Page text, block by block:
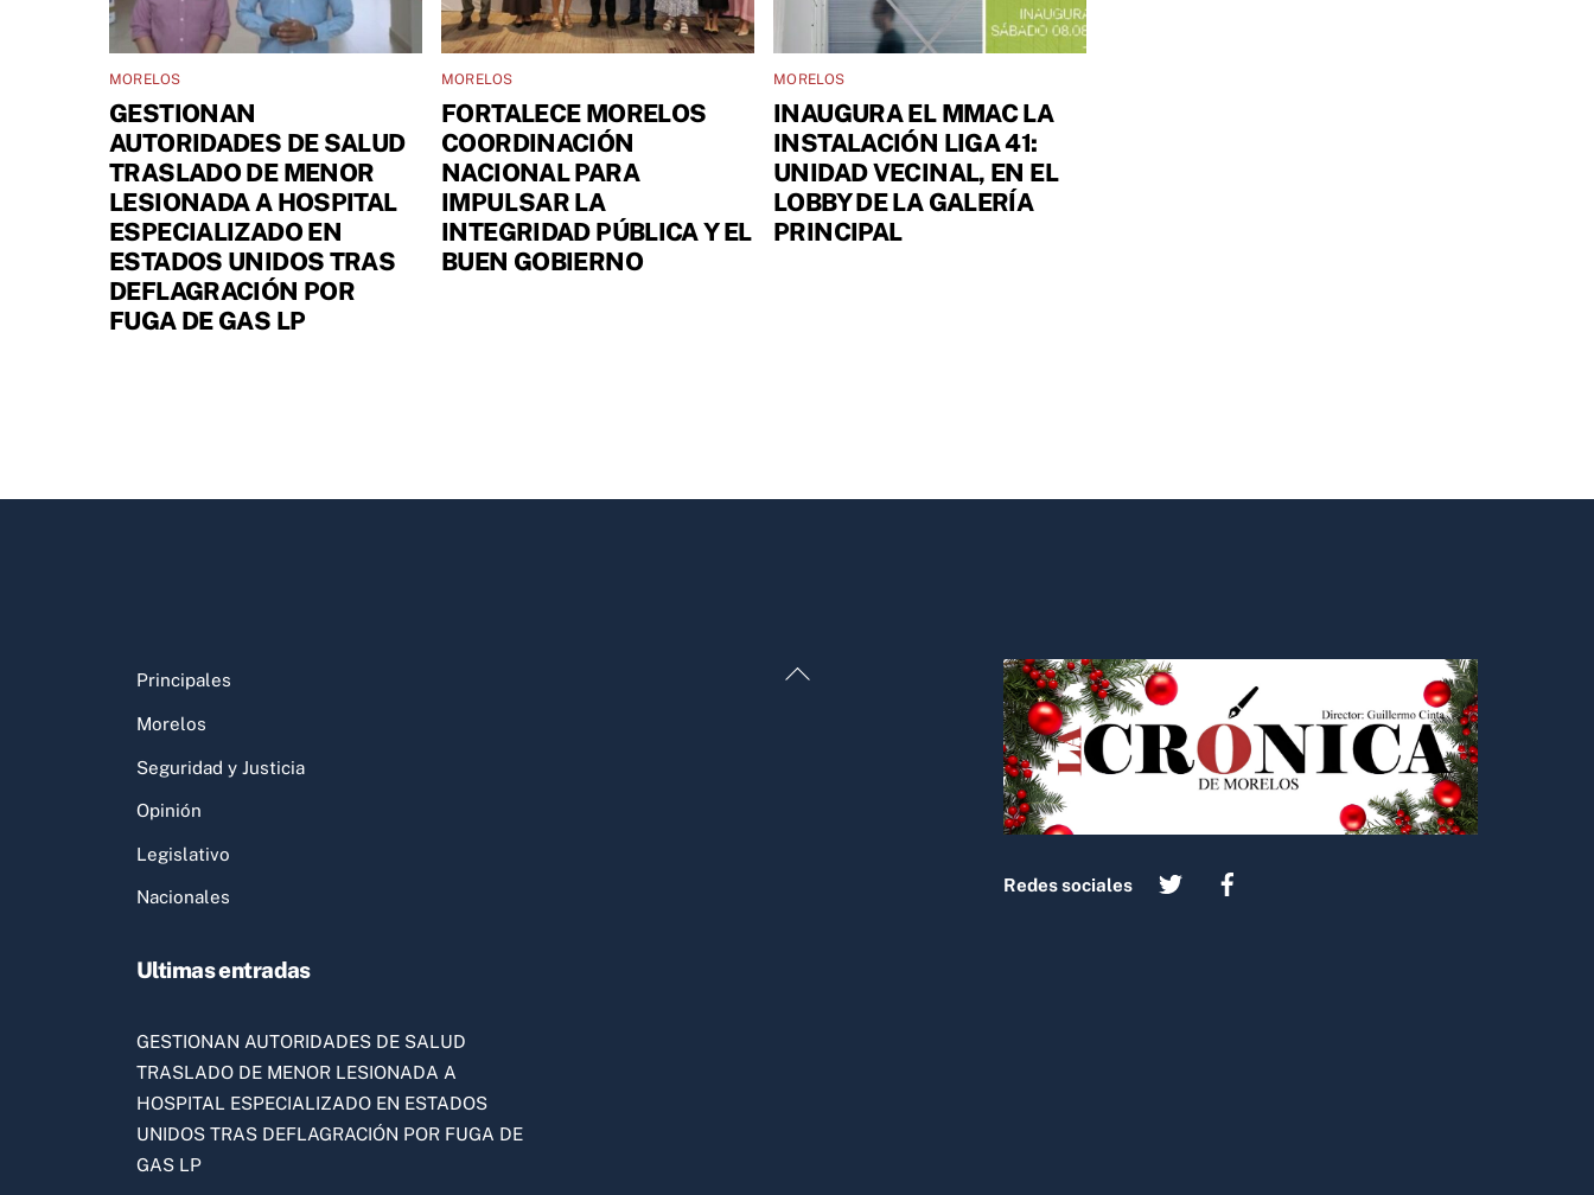
MORELOS
GESTIONAN
AUTORIDADES DE SALUD
TRASLADO DE MENOR
LESIONADA A HOSPITAL
ESPECIALIZADO EN
ESTADOS UNIDOS TRAS
DEFLAGRACIÓN POR
FUGA DE GAS LP
MORELOS
FORTALECE MORELOS
COORDINACIÓN
NACIONAL PARA
IMPULSAR LA
INTEGRIDAD PÚBLICA Y EL
BUEN GOBIERNO
MORELOS
INAUGURA EL MMAC LA
INSTALACIÓN LIGA 41:
UNIDAD VECINAL, EN EL
LOBBY DE LA GALERÍA
PRINCIPAL
Back
Redes sociales
Principales
Morelos
Seguridad y Justicia
Opinión
Legislativo
Nacionales
Ultimas entradas
GESTIONAN AUTORIDADES DE SALUD
TRASLADO DE MENOR LESIONADA A
HOSPITAL ESPECIALIZADO EN ESTADOS
UNIDOS TRAS DEFLAGRACIÓN POR FUGA DE
GAS LP